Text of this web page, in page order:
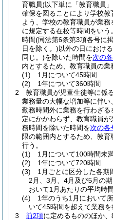
育職員(以下単に「教育職員
確保を図ることにより学校
よう、学校の教育職員が業務
に規定する在校等時間をいう
時間(同法第6条第3項各号に
日を除く。)以外の日におけ
同じ。)を除いた時間を次の
内とするため、教育職員の業
(1)
1月について45時間
(2)
1年について360時間
2
教育職員が児童生徒等に係
業務量の大幅な増加等に伴
勤務時間外に業務を行わざる
定にかかわらず、教育職員
務時間を除いた時間を次の各
限の範囲内とするため、教
行う。
(1)
1月について100時間未
(2)
1年について720時間
(3)
1月ごとに区分した各期
2月、3月、4月及び5月の
おいて1月あたりの平均時
(4)
1年のうち1月において
いて45時間を超えて業務
3
前2項に定めるもののほか